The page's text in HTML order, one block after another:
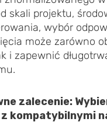
skali projektu,
wybór
może zarówno
i zapewnić
zalecenie:
z kompatybilnymi